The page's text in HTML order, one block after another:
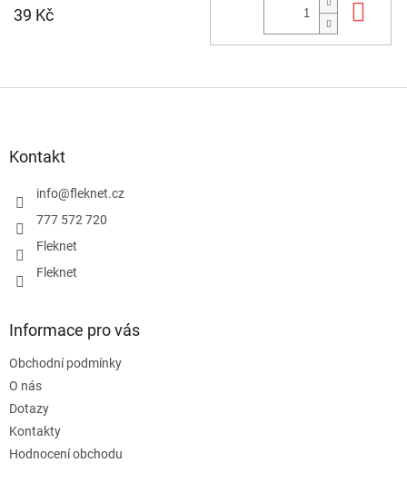
39 Kč
Kontakt
info@fleknet.cz
777 572 720
Fleknet
Fleknet
Informace pro vás
Obchodní podmínky
O nás
Dotazy
Kontakty
Hodnocení obchodu